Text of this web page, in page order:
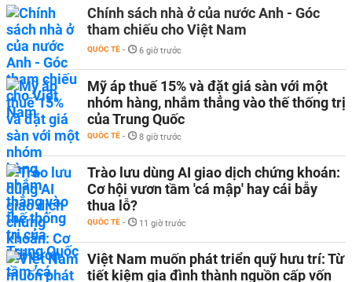
Chính sách nhà ở của nước Anh - Góc
tham chiếu cho Việt Nam
QUỐC TẾ - 6 giờ trước
Mỹ áp thuế 15% và đặt giá sàn với một
nhóm hàng, nhắm thẳng vào thế thống trị
của Trung Quốc
QUỐC TẾ - 8 giờ trước
Trào lưu dùng AI giao dịch chứng khoán:
Cơ hội vươn tầm 'cá mập' hay cái bẫy
thua lỗ?
QUỐC TẾ - 11 giờ trước
Việt Nam muốn phát triển quỹ hưu trí: Từ
tiết kiệm gia đình thành nguồn cấp vốn